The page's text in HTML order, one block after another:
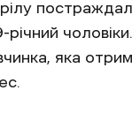
річний
яка